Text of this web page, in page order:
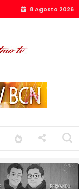
8 Agosto 2026